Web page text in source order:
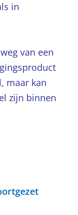
in
van een
maar kan
zijn binnen